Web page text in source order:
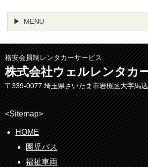
MENU
格安会員制レンタカーサービス
株式会社ウェルレンタカ
〒339-0077 埼玉県さいたま市岩槻区大字馬
<Sitemap>
HOME
園児バス
福祉車両